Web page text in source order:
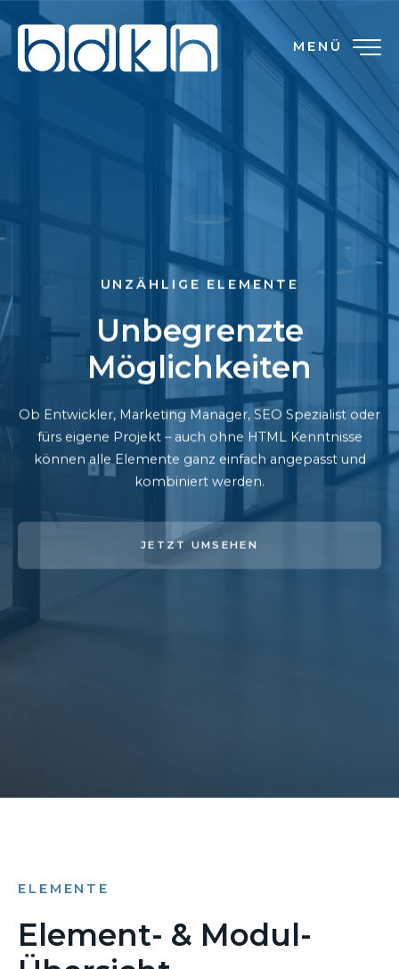
MENÜ
UNZÄHLIGE ELEMENTE
Unbegrenzte
Möglichkeiten
Ob Entwickler, Marketing Manager, SEO Spezialist oder
fürs eigene Projekt – auch ohne HTML Kenntnisse
können alle Elemente ganz einfach angepasst und
kombiniert werden.
JETZT UMSEHEN
ELEMENTE
Element- & Modul-